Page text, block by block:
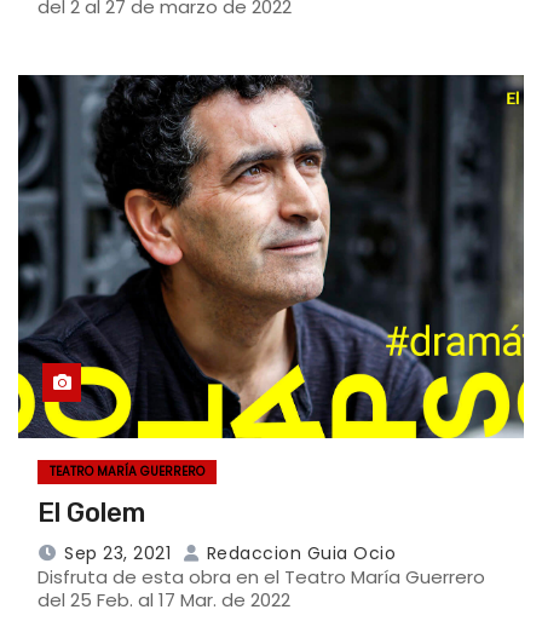
del 2 al 27 de marzo de 2022
TEATRO MARÍA GUERRERO
El Golem
Sep 23, 2021 Redaccion Guia Ocio
Disfruta de esta obra en el Teatro María Guerrero
del 25 Feb. al 17 Mar. de 2022